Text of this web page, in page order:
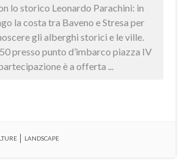
lo storico Leonardo Parachini: in
la costa tra Baveno e Stresa per
gli alberghi storici e le ville.
presso punto d’imbarco piazza IV
è a offerta ...
LANDSCAPE